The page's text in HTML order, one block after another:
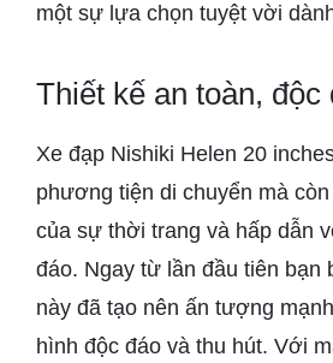
một sự lựa chọn tuyệt vời
Thiết kế an toàn, độc
Xe đạp Nishiki Helen 20
phương tiện di chuyển mà
của sự thời trang và hấp dẫn
đáo. Ngay từ lần đầu tiên bạn
này đã tạo nên ấn tượng
hình độc đáo và thu hút. Với